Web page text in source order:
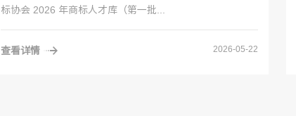
标协会 2026 年商标人才库（第一批...
查看详情 2026-05-22